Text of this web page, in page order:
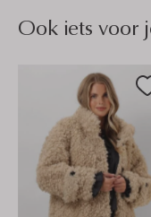
Ook iets voor